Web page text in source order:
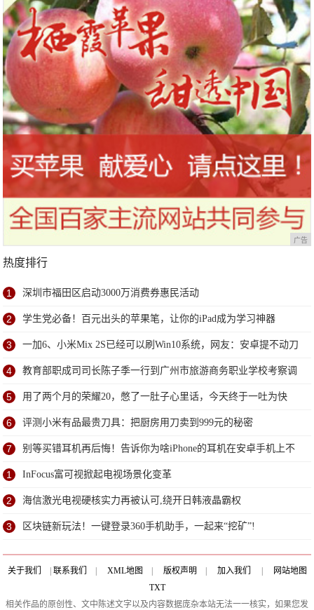
站欢乐开跑
广告
热度排行
1 深圳市福田区启动3000万消费券惠民活动
2 学生党必备！百元出头的苹果笔，让你的iPad成为学习神器
3 一加6、小米Mix 2S已经可以刷Win10系统，网友：安卓提不动刀
了？
4 教育部职成司司长陈子季一行到广州市旅游商务职业学校考察调
研
5 用了两个月的荣耀20，憋了一肚子心里话，今天终于一吐为快
6 评测小米有品最贵刀具：把厨房用刀卖到999元的秘密
7 别等买错耳机再后悔！告诉你为啥iPhone的耳机在安卓手机上不
能用
1 InFocus富可视掀起电视场景化变革
2 海信激光电视硬核实力再被认可,绕开日韩液晶霸权
3 区块链新玩法！一键登录360手机助手，一起来“挖矿”!
关于我们 联系我们 XML地图 版权声明 加入我们
网站地图
TXT
相关作品的原创性、文中陈述文字以及内容数据庞杂本站无法一一核实，如果您发